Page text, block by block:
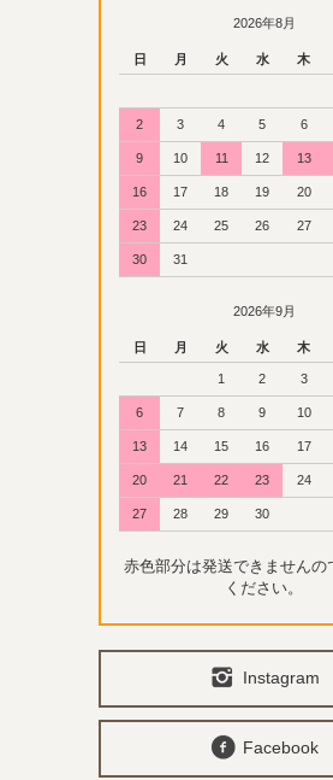
2026年8月
日 月 火 水 木
2 3 4 5 6
9 10 11 12 13
16 17 18 19 20
23 24 25 26 27
30 31
2026年9月
日 月 火 水 木
1 2 3
6 7 8 9 10
13 14 15 16 17
20 21 22 23 24
27 28 29 30
赤色部分は発送できませんの
ください。
Instagram
Facebook